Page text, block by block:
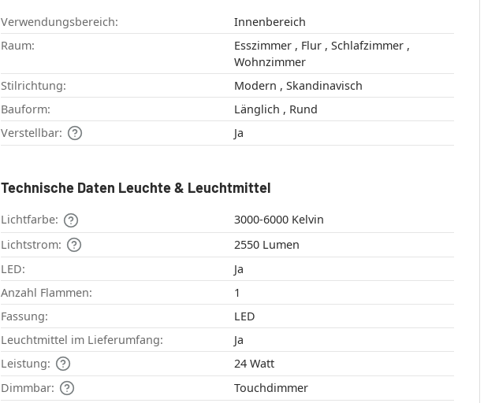
Verwendungsbereich:
Innenbereich
Raum:
Esszimmer , Flur , Schlafzimmer ,
Wohnzimmer
Stilrichtung:
Modern , Skandinavisch
Bauform:
Länglich , Rund
Verstellbar:
Ja
Technische Daten Leuchte & Leuchtmittel
Lichtfarbe:
3000-6000 Kelvin
Lichtstrom:
2550 Lumen
LED:
Ja
Anzahl Flammen:
1
Fassung:
LED
Leuchtmittel im Lieferumfang:
Ja
Leistung:
24 Watt
Dimmbar:
Touchdimmer